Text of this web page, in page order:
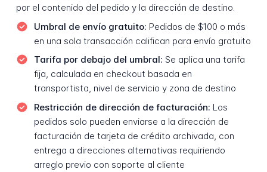
por el contenido del pedido y la dirección de destino.
Umbral de envío gratuito: Pedidos de $100 o más
en una sola transacción califican para envío gratuito
Tarifa por debajo del umbral: Se aplica una tarifa
fija, calculada en checkout basada en
transportista, nivel de servicio y zona de destino
Restricción de dirección de facturación: Los
pedidos solo pueden enviarse a la dirección de
facturación de tarjeta de crédito archivada, con
entrega a direcciones alternativas requiriendo
arreglo previo con soporte al cliente